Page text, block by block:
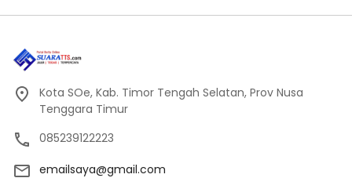
Kota SOe, Kab. Timor Tengah Selatan, Prov Nusa
Tenggara Timur
085239122223
emailsaya@gmail.com